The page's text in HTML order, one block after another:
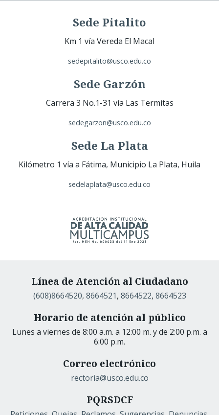
Sede Pitalito
Km 1 vía Vereda El Macal
sedepitalito@usco.edu.co
Sede Garzón
Carrera 3 No.1-31 vía Las Termitas
sedegarzon@usco.edu.co
Sede La Plata
Kilómetro 1 vía a Fátima, Municipio La Plata, Huila
sedelaplata@usco.edu.co
Línea de Atención al Ciudadano
(608)8664520, 8664521, 8664522, 8664523
Horario de atención al público
Lunes a viernes de 8:00 a.m. a 12:00 m. y de 2:00 p.m. a
6:00 p.m.
Correo electrónico
rectoria@usco.edu.co
PQRSDCF